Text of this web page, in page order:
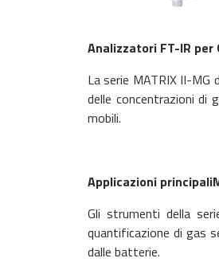
Analizzatori FT-IR
La serie MATRIX II-
delle concentrazioni
mobili.
Applicazioni
Gli strumenti della
quantificazione di gas
dalle batterie.